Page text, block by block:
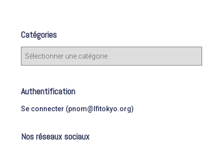
r
c
Catégories
C
g
o
e
Authentification
Se connecter (pnom@lfitokyo.org)
Nos réseaux sociaux